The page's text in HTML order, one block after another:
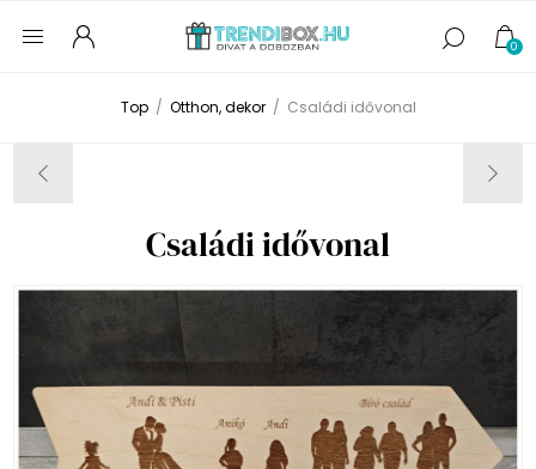
0
Top / Otthon, dekor / Családi idővonal
Családi idővonal